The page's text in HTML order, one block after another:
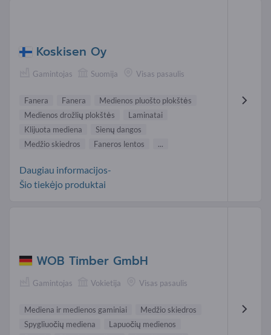
Koskisen Oy
Gamintojas Suomija Visas pasaulis
Fanera Fanera
Medienos pluošto plokštės
Medienos drožlių plokštės
Laminatai
Klijuota mediena
Sienų dangos
Medžio skiedros
Faneros lentos ...
Daugiau informacijos-
Šio tiekėjo produktai
WOB Timber GmbH
Gamintojas Vokietija Visas pasaulis
Mediena ir medienos gaminiai
Medžio skiedros
Spygliuočių mediena
Lapuočių medienos